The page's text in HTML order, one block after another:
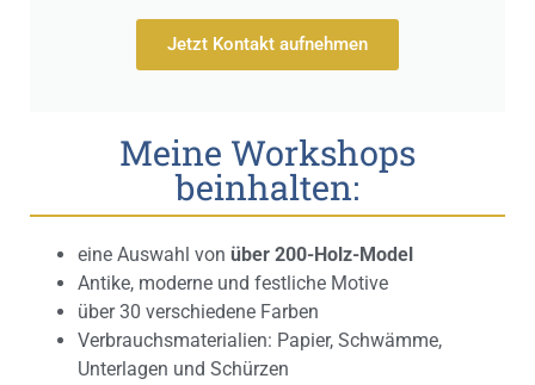
Jetzt Kontakt aufnehmen
Meine Workshops
beinhalten:
eine Auswahl von über 200-Holz-Model
Antike, moderne und festliche Motive
über 30 verschiedene Farben
Verbrauchsmaterialien: Papier, Schwämme,
Unterlagen und Schürzen